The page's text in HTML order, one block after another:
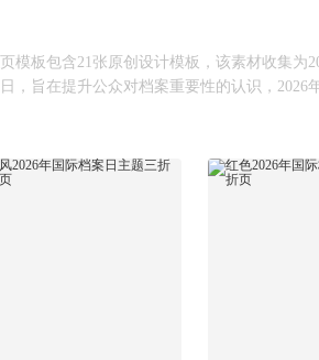
模板包含21张原创设计模板，该素材收集为
，旨在提升公众对档案重要性的认识，2026